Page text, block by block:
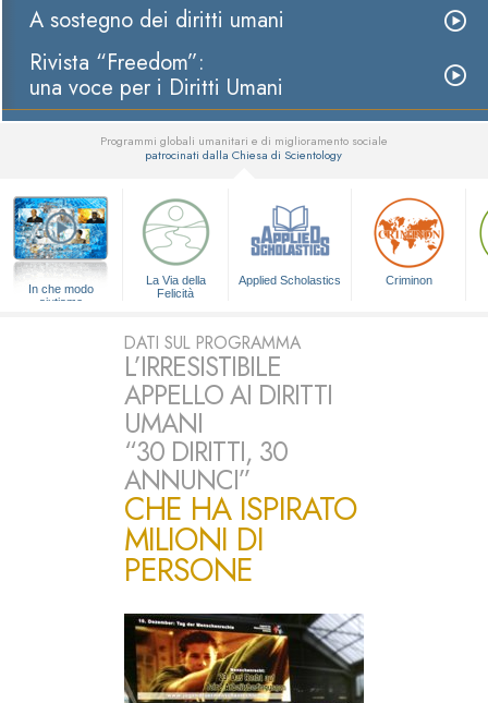
A sostegno dei diritti umani
Rivista “Freedom”:
una voce per i Diritti Umani
Programmi globali umanitari e di miglioramento sociale
patrocinati dalla Chiesa di Scientology
In che modo
aiutiamo
La Via della
Felicità
Applied Scholastics Criminon
DATI SUL PROGRAMMA
L’IRRESISTIBILE
APPELLO AI DIRITTI
UMANI
“30 DIRITTI, 30
ANNUNCI”
CHE HA ISPIRATO
MILIONI DI
PERSONE